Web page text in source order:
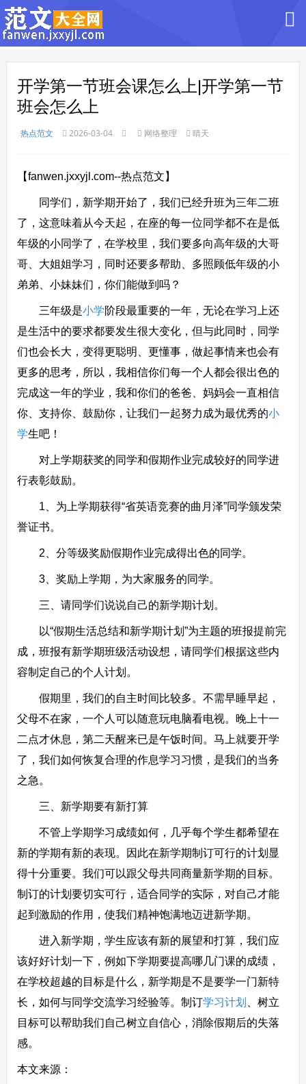
开学第一节班会课怎么上|开学第一节
班会怎么上
热点范文 2026-03-04 网络整理 晴天
【fanwen.jxxyjl.com--热点范文】
同学们，新学期开始了，我们已经升班为三年二班
了，这意味着从今天起，在座的每一位同学都不在是低
年级的小同学了，在学校里，我们要多向高年级的大哥
哥、大姐姐学习，同时还要多帮助、多照顾低年级的小
弟弟、小妹妹们，你们能做到吗？
三年级是小学阶段最重要的一年，无论在学习上还
是生活中的要求都要发生很大变化，但与此同时，同学
们也会长大，变得更聪明、更懂事，做起事情来也会有
更多的思考，所以，我相信你们每一个人都会很出色的
完成这一年的学业，我和你们的爸爸、妈妈会一直相信
你、支持你、鼓励你，让我们一起努力成为最优秀的小
学生吧！
对上学期获奖的同学和假期作业完成较好的同学进
行表彰鼓励。
1、为上学期获得“省英语竞赛的曲月泽”同学颁发荣
誉证书。
2、分等级奖励假期作业完成得出色的同学。
3、奖励上学期，为大家服务的同学。
三、请同学们说说自己的新学期计划。
以“假期生活总结和新学期计划”为主题的班报提前完
成，班报有新学期班级活动设想，请同学们根据这些内
容制定自己的个人计划。
假期里，我们的自主时间比较多。不需早睡早起，
父母不在家，一个人可以随意玩电脑看电视。晚上十一
二点才休息，第二天醒来已是午饭时间。马上就要开学
了，我们如何恢复合理的作息学习习惯，是我们的当务
之急。
三、新学期要有新打算
不管上学期学习成绩如何，几乎每个学生都希望在
新的学期有新的表现。因此在新学期制订可行的计划显
得十分重要。我们可以跟父母共同商量新学期的目标。
制订的计划要切实可行，适合同学的实际，对自己才能
起到激励的作用，使我们精神饱满地迈进新学期。
进入新学期，学生应该有新的展望和打算，我们应
该好好计划一下，例如下学期要提高哪几门课的成绩，
在学校超越的目标是什么，新学期是不是要学一门新特
长，如何与同学交流学习经验等。制订学习计划
、树立
目标可以帮助我们自己树立自信心，消除假期后的失落
感。
本文来源：